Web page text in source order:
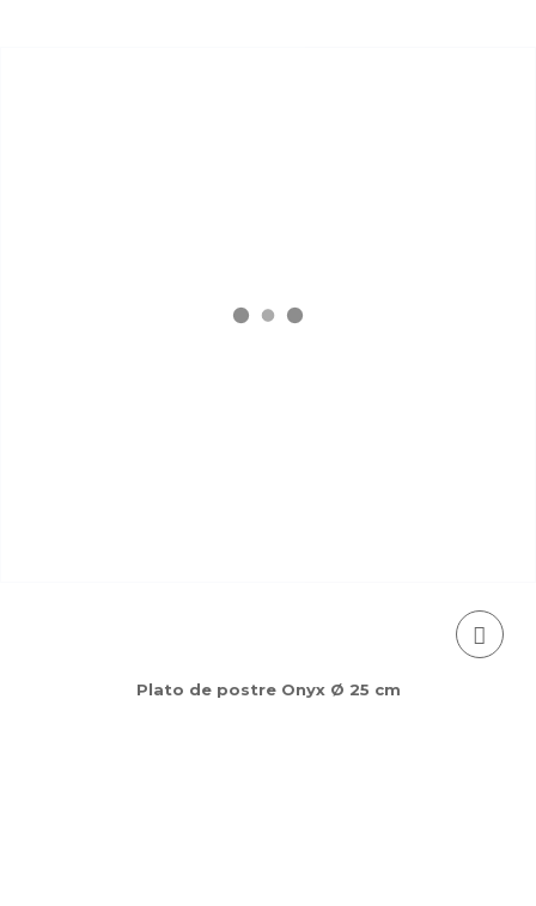
Plato de postre Onyx Ø 25 cm